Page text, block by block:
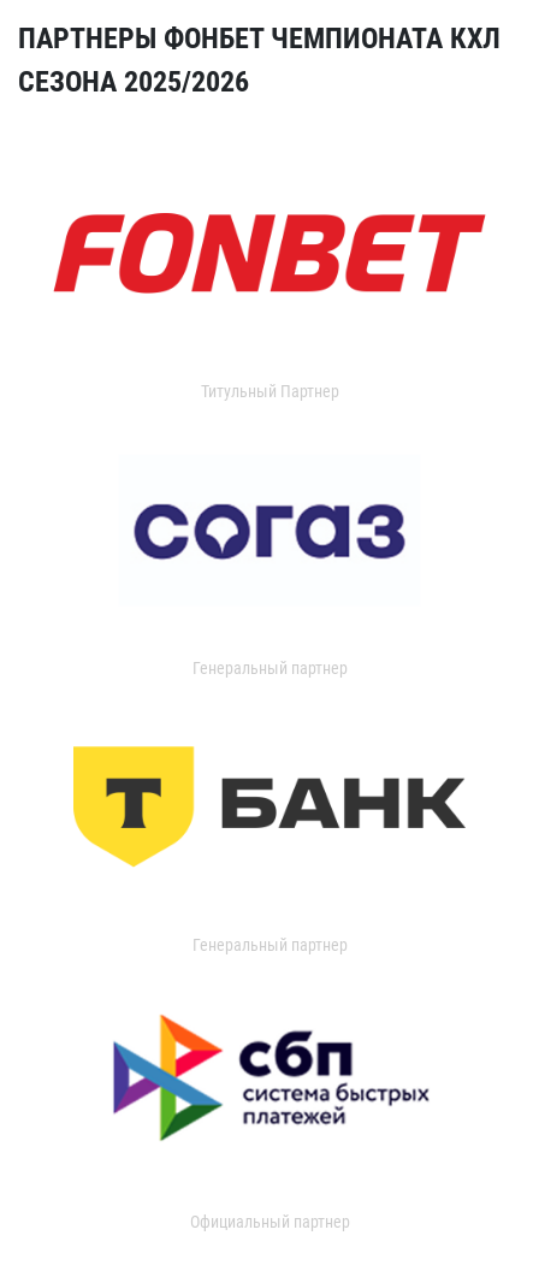
ПАРТНЕРЫ ФОНБЕТ ЧЕМПИОНАТА КХЛ
СЕЗОНА 2025/2026
Титульный Партнер
Генеральный партнер
Генеральный партнер
Официальный партнер